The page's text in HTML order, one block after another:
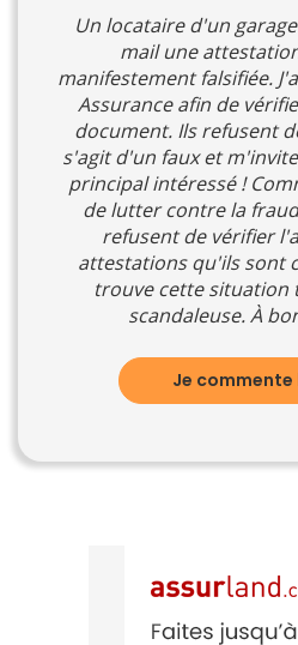
Un locataire d'un
mail une
manifestement falsifiée.
Assurance afin de
document. Ils refusent
s'agit d'un faux et
principal intéressé !
de lutter contre la
refusent de vérifier
attestations qu'ils sont
trouve cette situation
scandaleuse. À
Je commente